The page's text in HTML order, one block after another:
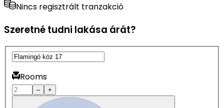
Nincs regisztrált tranzakció
Szeretné tudni lakása árát?
Rooms
– +